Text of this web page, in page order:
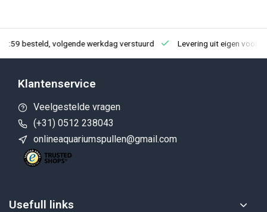
besteld, volgende werkdag verstuurd Levering uit eigen
Klantenservice
Veelgestelde vragen
(+31) 0512 238043
onlineaquariumspullen@gmail.com
Usefull links